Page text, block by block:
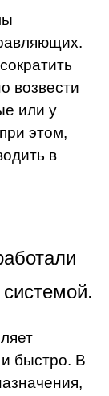
возвести
или у
этом,
в
быстро. В